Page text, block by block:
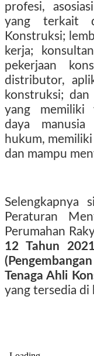
profesi,
yang terkait
Konstruksi;
kerja;
pekerjaan
distributor,
konstruksi;
yang memiliki
daya manusia
hukum,
dan mampu
Selengkapnya
Peraturan
Perumahan
12 Tahun
Tenaga Ahli
yang tersedia di